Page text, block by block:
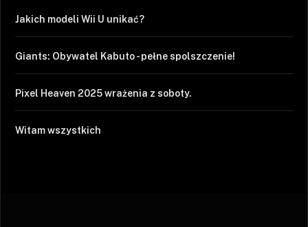
Jakich modeli Wii U unikać?
Giants: Obywatel Kabuto - pełne spolszczenie!
Pixel Heaven 2025 wrażenia z soboty.
Witam wszystkich